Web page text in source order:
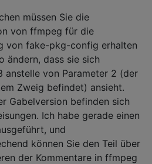
müssen Sie die
von ffmpeg für die
von fake-pkg-config erhalten
ändern, dass sie sich
anstelle von Parameter 2 (der
Zweig befindet) ansieht.
Gabelversion befinden sich
Ich habe gerade einen
und
können Sie den Teil über
der Kommentare in ffmpeg